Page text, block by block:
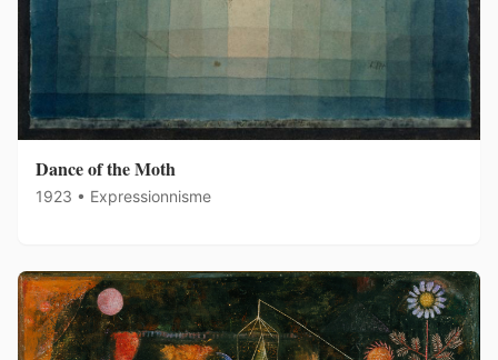
Dance of the Moth
1923 • Expressionnisme